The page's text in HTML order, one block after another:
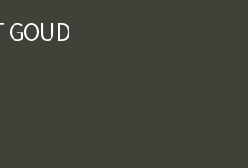
GOUD